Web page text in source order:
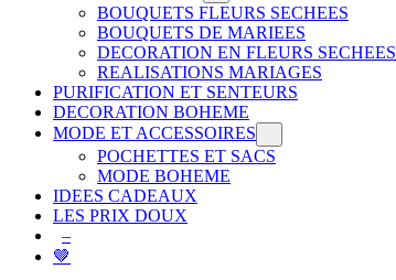
BOUQUETS FLEURS SECHEES
BOUQUETS DE MARIEES
DECORATION EN FLEURS SECHEES
REALISATIONS MARIAGES
PURIFICATION ET SENTEURS
DECORATION BOHEME
MODE ET ACCESSOIRES
POCHETTES ET SACS
MODE BOHEME
IDEES CADEAUX
LES PRIX DOUX
–
🤎